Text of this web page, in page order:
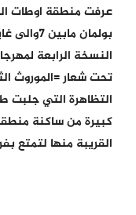
عرفت منطقة اوطات
النسخة الرابعة
تحت شعار =الموروث
التظاهرة التي جلبت
كبيرة من ساكنة
القريبة منها لتمتع